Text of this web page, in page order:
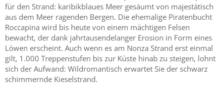
für den Strand: karibikblaues Meer gesäumt von majestätisch
aus dem Meer ragenden Bergen. Die ehemalige Piratenbucht
Roccapina wird bis heute von einem mächtigen Felsen
bewacht, der dank jahrtausendelanger Erosion in Form eines
Löwen erscheint. Auch wenn es am Nonza Strand erst einmal
gilt, 1.000 Treppenstufen bis zur Küste hinab zu steigen, lohnt
sich der Aufwand: Wildromantisch erwartet Sie der schwarz
schimmernde Kieselstrand.